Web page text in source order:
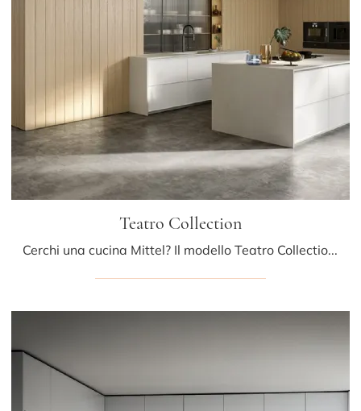
Teatro Collection
Cerchi una cucina Mittel? Il modello Teatro Collection in laccato opaco ti attende nel nostro negozio di Cucine Design con isola.